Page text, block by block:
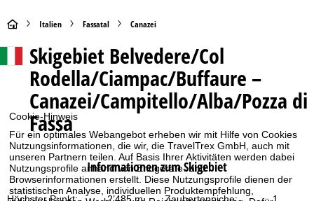
Cookie-Hinweis
Für ein optimales Webangebot erheben wir mit Hilfe von Cookies
Nutzungsinformationen, die wir, die TravelTrex GmbH, auch mit
unseren Partnern teilen. Auf Basis Ihrer Aktivitäten werden dabei
Nutzungsprofile anhand von Endgeräte- und
Browserinformationen erstellt. Diese Nutzungsprofile dienen der
statistischen Analyse, individuellen Produktempfehlung,
S
t
s
e
Italien Fassatal Canazei
SkigebietBelvedere/Col
Rodella/Ciampac/Buffaure –
Canazei/Campitello/Alba/Pozza di
Fassa
Informationen zum Skigebiet